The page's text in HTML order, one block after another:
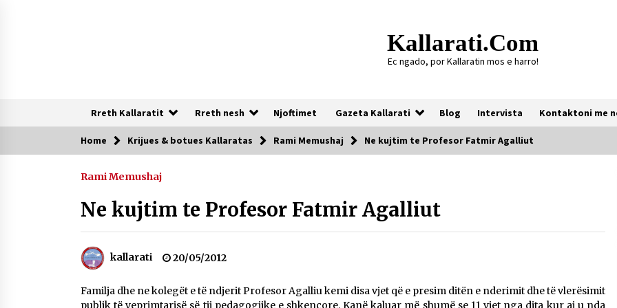
Kallarati.com
Ec ngado, por Kallaratin mos e harro!
Rreth Kallaratit Rreth nesh Njoftimet Gazeta Kallarati Blog Intervista Kontaktoni me
Te rejat
SË SHOQATËS “KALLARATI”
16/07/2026
07/07/2026
NË KALLARAT, NË “FSHATIN E
DJEGUR” U ZHVILLUA EDICIONI I
26/05/2026
Home Krijues & botues Kallaratas Rami Memushaj Ne kujtim te Profesor Fatmir Agalliut
Rami Memushaj
Ne kujtim te Profesor Fatmir Agalliut
kallarati 20/05/2012
Familja dhe ne kolegët e të ndjerit Profesor Agalliu kemi disa vjet që e presim ditën e nderimit dhe të vlerësimit
publik të veprimtarisë së tij pedagogjike e shkencore. Kanë kaluar më shumë se 11 vjet nga dita kur ai u nda